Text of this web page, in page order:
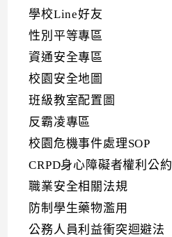
學校Line好友
性別平等專區
資通安全專區
校園安全地圖
班級教室配置圖
反霸凌專區
校園危機事件處理SOP
CRPD身心障礙者權利公約
職業安全相關法規
防制學生藥物濫用
公務人員利益衝突迴避法